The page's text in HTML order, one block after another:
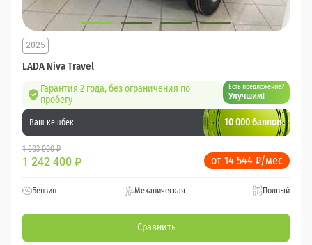
LADA Niva Travel
2025
Гарантия 2 года, без ограничения по
пробегу
Есть предложение?
Улучшим!
Ваш кешбек 10 000 баллов
1 603 000 ₽
1 242 400 ₽ от 14 544 ₽/мес
Бензин Механическая Полный
Сравнить